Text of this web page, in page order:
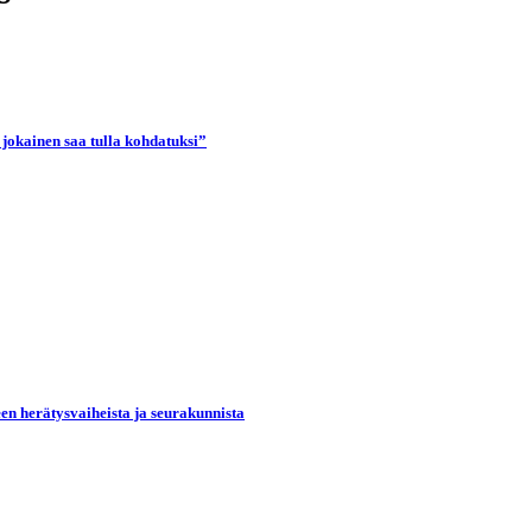
saa tulla kohdatuksi”
herätysvaiheista ja seurakunnista